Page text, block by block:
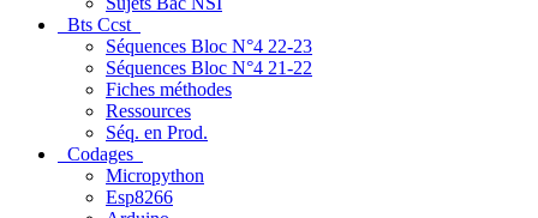
Bts Ccst
Séquences Bloc N°4 22-23
Séquences Bloc N°4 21-22
Fiches méthodes
Ressources
Séq. en Prod.
Codages
Micropython
Esp8266